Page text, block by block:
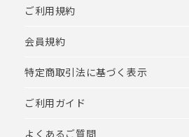
ご利用規約
会員規約
特定商取引法に基づく表示
ご利用ガイド
よくあるご質問